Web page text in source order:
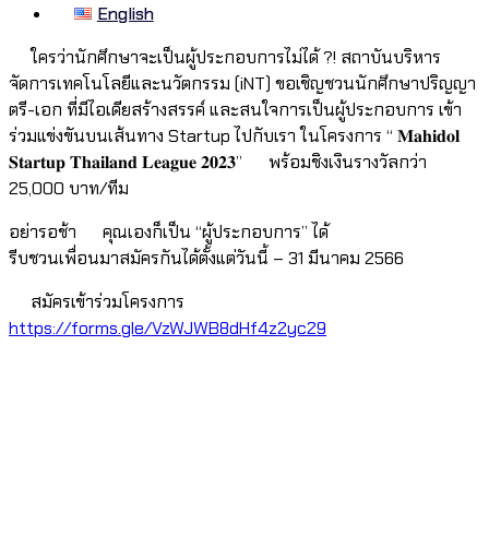
English
ใครว่านักศึกษาจะเป็นผู้ประกอบการไม่ได้ ?! สถาบันบริหาร
จัดการเทคโนโลยีและนวัตกรรม (iNT) ขอเชิญชวนนักศึกษาปริญญา
ตรี-เอก ที่มีไอเดียสร้างสรรค์ และสนใจการเป็นผู้ประกอบการ เข้า
ร่วมแข่งขันบนเส้นทาง Startup ไปกับเรา ในโครงการ “ 𝐌𝐚𝐡𝐢𝐝𝐨𝐥
𝐒𝐭𝐚𝐫𝐭𝐮𝐩 𝐓𝐡𝐚𝐢𝐥𝐚𝐧𝐝 𝐋𝐞𝐚𝐠𝐮𝐞 𝟐𝟎𝟐𝟑”
พร้อมชิงเงินรางวัลกว่า
25,000 บาท/ทีม
อย่ารอช้า
คุณเองก็เป็น “ผู้ประกอบการ” ได้
รีบชวนเพื่อนมาสมัครกันได้ตั้งแต่วันนี้ – 31 มีนาคม 2566
สมัครเข้าร่วมโครงการ
https://forms.gle/VzWJWB8dHf4z2yc29